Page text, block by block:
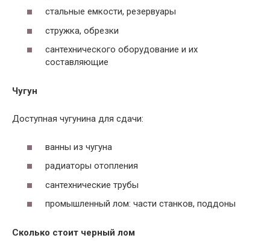
стальные емкости, резервуары
стружка, обрезки
сантехнического оборудование и их
составляющие
Чугун
Доступная чугунина для сдачи:
ванны из чугуна
радиаторы отопления
сантехнические трубы
промышленный лом: части станков, поддоны
Сколько стоит черный лом